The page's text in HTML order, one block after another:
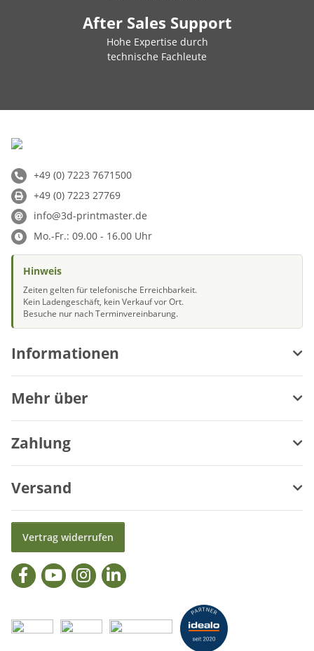
After Sales Support
Hohe Expertise durch
technische Fachleute
+49 (0) 7223 7671500
+49 (0) 7223 27769
info@3d-printmaster.de
Mo.-Fr.: 09.00 - 16.00 Uhr
Hinweis
Zeiten gelten für telefonische Erreichbarkeit.
Kein Ladengeschäft, kein Verkauf vor Ort.
Besuche nur nach Terminvereinbarung.
Informationen
Mehr über
Zahlung
Versand
Vertrag widerrufen